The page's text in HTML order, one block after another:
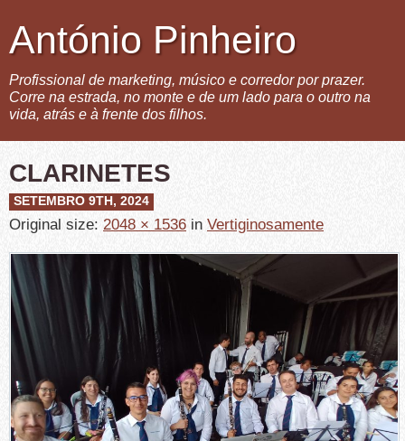
António Pinheiro
Profissional de marketing, músico e corredor por prazer.
Corre na estrada, no monte e de um lado para o outro na
vida, atrás e à frente dos filhos.
CLARINETES
SETEMBRO 9TH, 2024
Original size: 2048 × 1536 in Vertiginosamente